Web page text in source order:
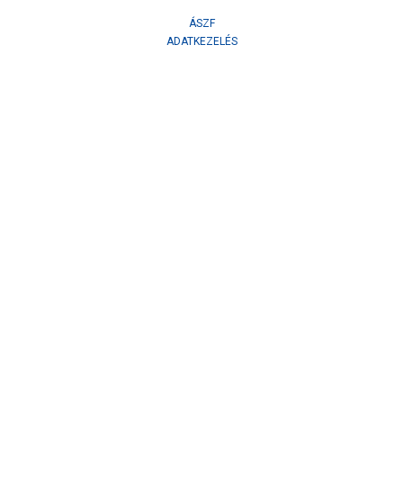
ÁSZF
ADATKEZELÉS